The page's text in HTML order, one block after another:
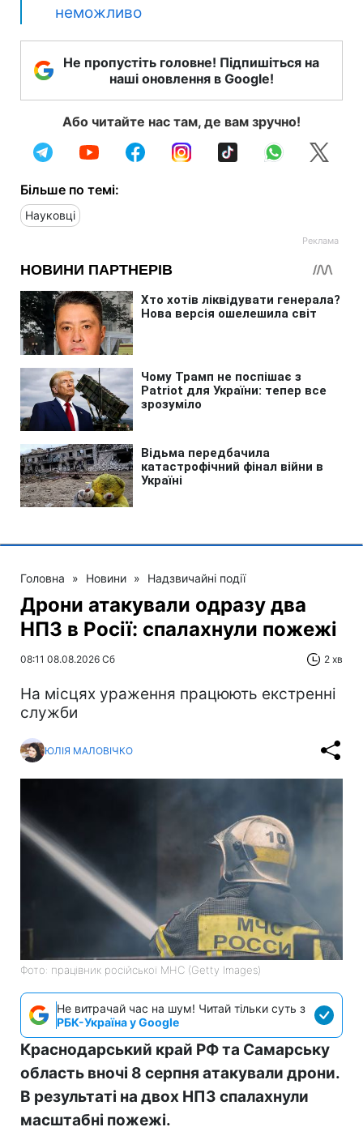
неможливо
Не пропустіть головне! Підпишіться на
наші оновлення в Google!
Або читайте нас там, де вам зручно!
Більше по темі:
Науковці
Головна » Новини » Надзвичайні події
Дрони атакували одразу два
НПЗ в Росії: спалахнули пожежі
08:11 08.08.2026 Сб 2 хв
На місцях ураження працюють екстренні
служби
ЮЛІЯ МАЛОВІЧКО
Фото: працівник російської МНС (Getty Images)
Не витрачай час на шум! Читай тільки суть з
РБК-Україна у Google
Краснодарський край РФ та Самарську
область вночі 8 серпня атакували дрони.
В результаті на двох НПЗ спалахнули
масштабні пожежі.